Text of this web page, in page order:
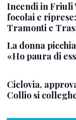
Incendi in Friuli
focolai e
Tramonti e
La donna
«Ho paura di
Ciclovia,
Collio si